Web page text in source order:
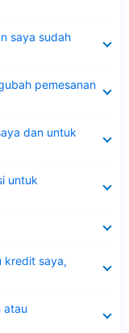
saya sudah
pemesanan
dan untuk
untuk
kredit saya,
atau